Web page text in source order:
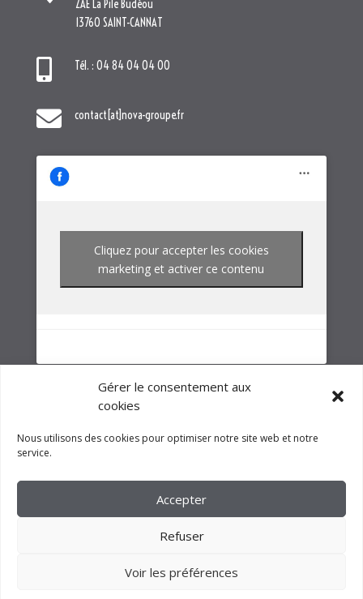
Gérer le consentement aux
cookies
Nous utilisons des cookies pour optimiser notre site web et notre
service.
Accepter
Refuser
Voir les préférences
Cliquez pour accepter les cookies